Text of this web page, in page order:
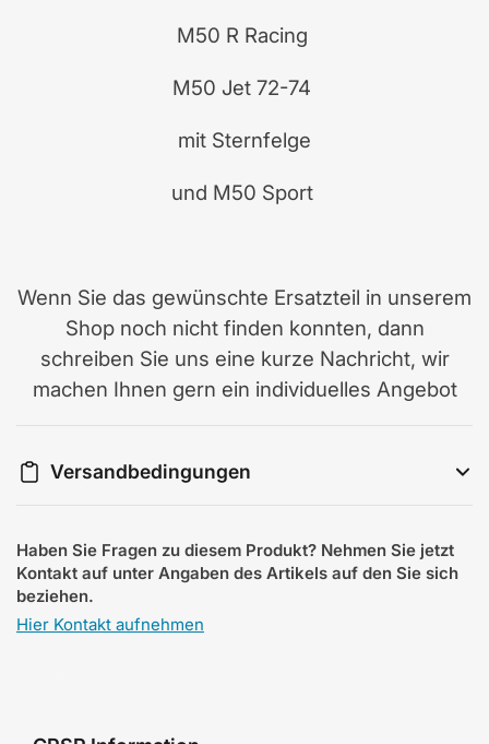
M50 R Racing
M50 Jet 72-74
mit Sternfelge
und M50 Sport
Wenn Sie das gewünschte Ersatzteil in unserem
Shop noch nicht finden konnten, dann
schreiben Sie uns eine kurze Nachricht, wir
machen Ihnen gern ein individuelles Angebot
Versandbedingungen
Haben Sie Fragen zu diesem Produkt? Nehmen Sie jetzt
Kontakt auf unter Angaben des Artikels auf den Sie sich
beziehen.
Hier Kontakt aufnehmen